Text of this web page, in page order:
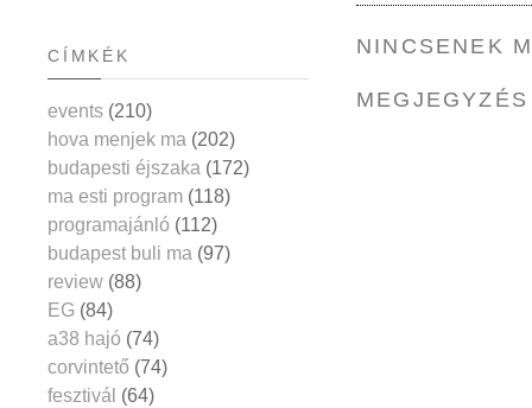
NINCSENEK
CÍMKÉK
events (210)
hova menjek ma (202)
budapesti éjszaka (172)
ma esti program (118)
programajánló (112)
budapest buli ma (97)
review (88)
EG (84)
a38 hajó (74)
corvintető (74)
fesztivál (64)